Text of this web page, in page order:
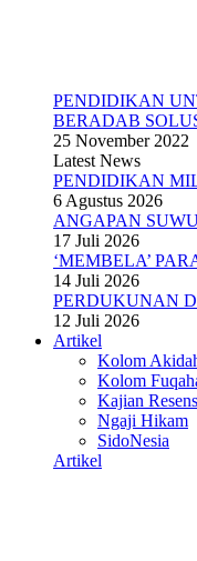
PENDIDIKAN
BERADAB
25 November 2022
Latest News
PENDIDIKAN
6 Agustus 2026
ANGAPAN
17 Juli 2026
‘MEMBELA’
14 Juli 2026
PERDUKUNAN
12 Juli 2026
Artikel
Kolom
Kolom
Kajian
Ngaji Hikam
SidoNesia
Artikel